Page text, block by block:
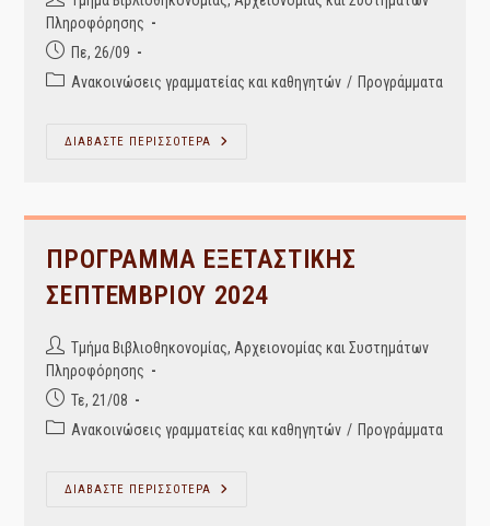
ΤΕΙ
author:
Πληροφόρησης
Post
published:
Πε, 26/09
PostΑνακοινώσεις γραμματείας και καθηγητών / Προγράμματα
ΔΙΑΒΑΣΤΕ ΠΕΡΙΣΣΟΤΕΡΑ
ΩΡΟΛΟΓΙΟ
2024-
ΠΡΟΓΡΑΜΜΑ ΕΞΕΤΑΣΤΙΚΗΣ
ΣΕΠΤΕΜΒΡΙΟΥ 2024
Post
author:
Τμήμα Βιβλιοθηκονομίας, Αρχειονομίας και Συστημάτων
Πληροφόρησης
Post
published:
Τε, 21/08
PostΑνακοινώσεις γραμματείας και καθηγητών / Προγράμματα
ΔΙΑΒΑΣΤΕ ΠΕΡΙΣΣΟΤΕΡΑ
ΠΡΟΓΡΑΜΜΑ